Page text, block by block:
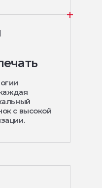
с высокой